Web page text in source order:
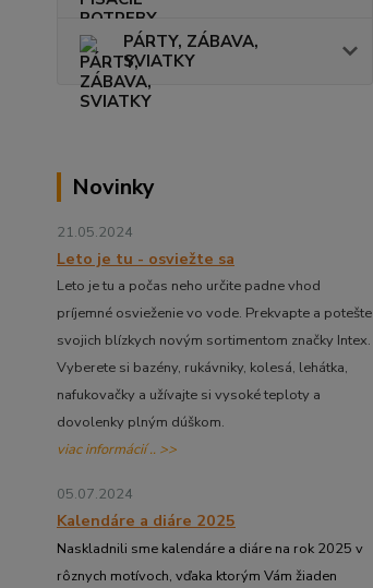
PÁRTY, ZÁBAVA,
SVIATKY
Novinky
21.05.2024
Leto je tu - osviežte sa
Leto je tu a počas neho určite padne vhod
príjemné osvieženie vo vode. Prekvapte a potešte
svojich blízkych novým sortimentom značky Intex.
Vyberete si bazény, rukávniky, kolesá, lehátka,
nafukovačky a užívajte si vysoké teploty a
dovolenky plným dúškom.
viac informácií .. >>
05.07.2024
Kalendáre a diáre 2025
Naskladnili sme kalendáre a diáre na rok 2025 v
rôznych motívoch, vďaka ktorým Vám žiaden